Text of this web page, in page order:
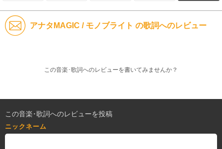
アナタMAGIC / モノブライト の歌詞へのレビュー
この音楽･歌詞へのレビューを書いてみませんか？
この音楽･歌詞へのレビューを投稿
ニックネーム